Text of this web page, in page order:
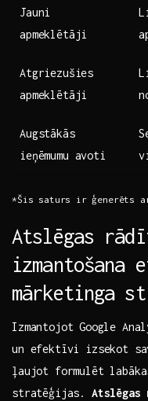
Jauni​
apmeklētāji
Atgriezušies ​
apmeklētāji
Augstākās
ieņēmumu avoti
*Šis saturs ir⁣ ģenerēts
Atslēgas
izmantošana
mārketinga
Izmantojot ⁢Google
un efektīvi izsekot
‍ļaujot formulēt
stratēģijas.